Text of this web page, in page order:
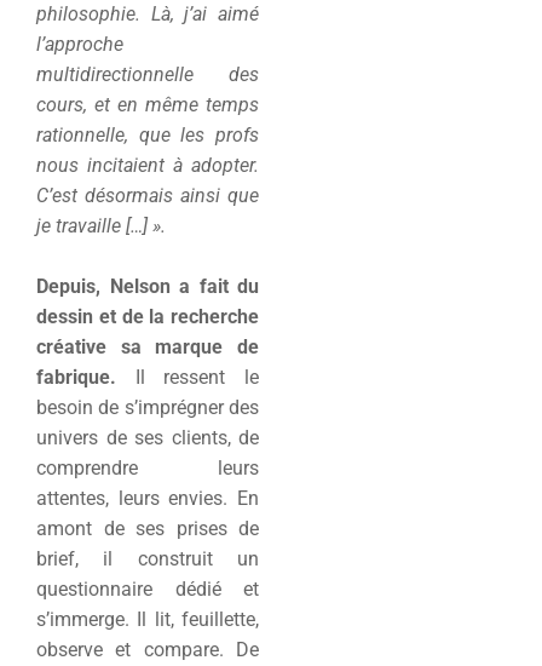
philosophie. Là, j’ai aimé
l’approche
multidirectionnelle des
cours, et en même temps
rationnelle, que les profs
nous incitaient à adopter.
C’est désormais ainsi que
je travaille […] ».
Depuis, Nelson a fait du
dessin et de la recherche
créative sa marque de
fabrique. Il ressent le
besoin de s’imprégner des
univers de ses clients, de
comprendre leurs
attentes, leurs envies. En
amont de ses prises de
brief, il construit un
questionnaire dédié et
s’immerge. Il lit, feuillette,
observe et compare. De